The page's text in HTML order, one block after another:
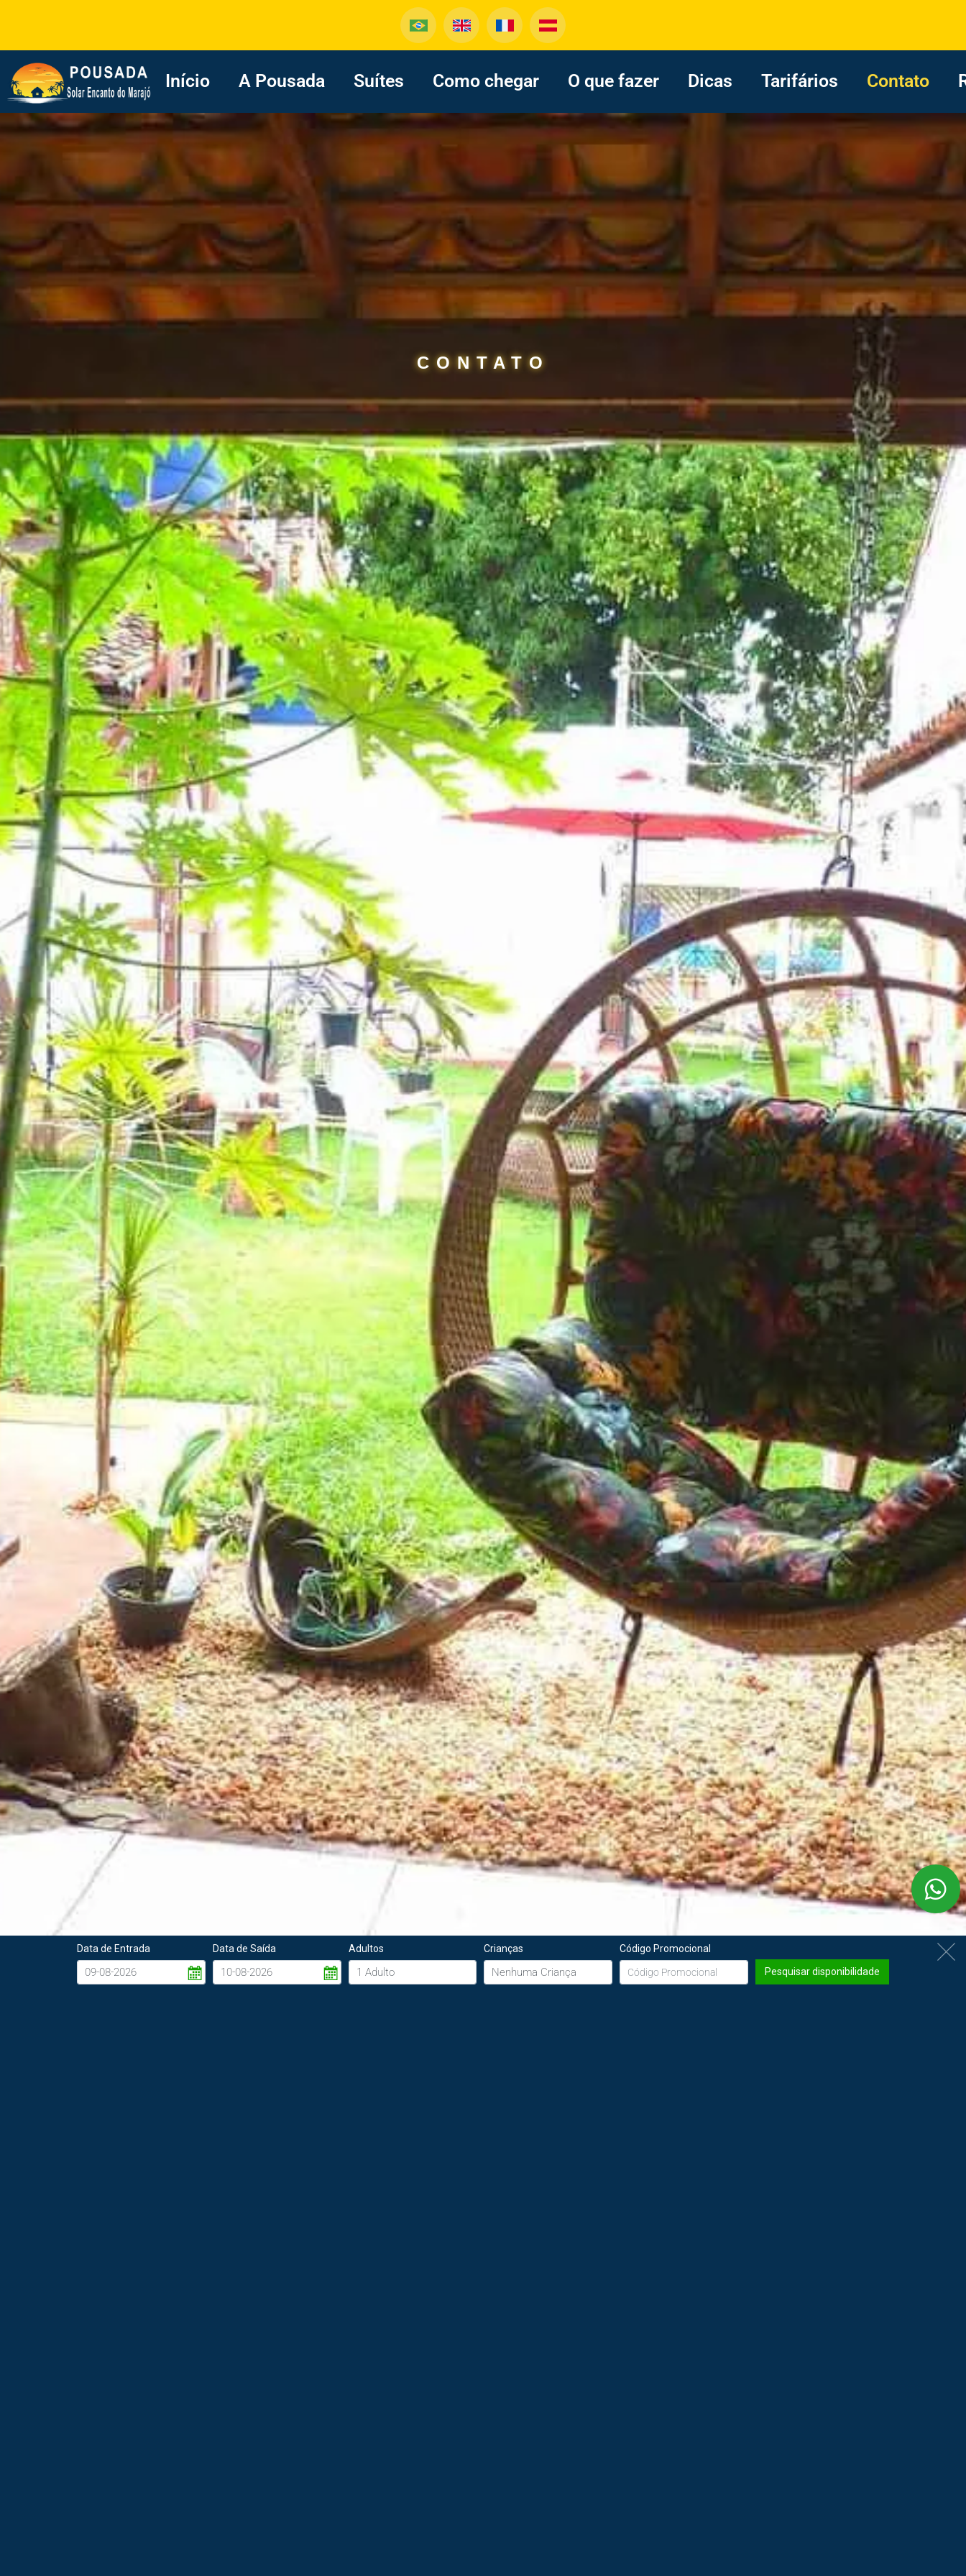
Início A Pousada Suítes Como chegar O que fazer Dicas Tarifários Contato
CONTATO
Data de Entrada Data de Saída Adultos Crianças
Código Promocional
Pesquisar disponibilidade